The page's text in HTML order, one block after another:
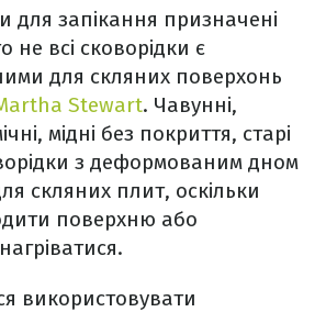
запікання призначені
не всі сковорідки є
для скляних поверхонь
Stewart. Чавунні,
мідні без покриття, старі
з деформованим дном
скляних плит, оскільки
поверхню або
використовувати